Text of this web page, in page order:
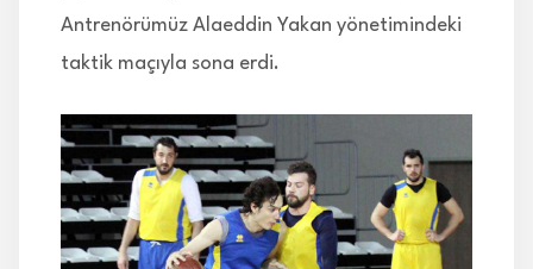
Antrenörümüz Alaeddin Yakan yönetimindeki
taktik maçıyla sona erdi.